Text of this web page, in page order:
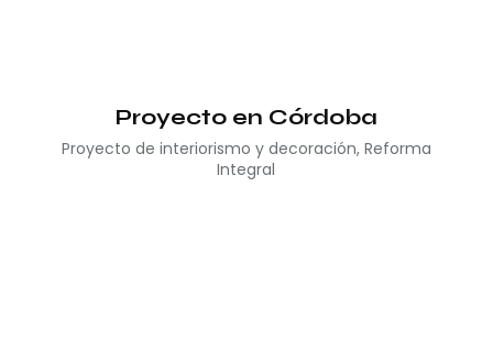
Proyecto en Córdoba
Proyecto de interiorismo y decoración, Reforma
Integral